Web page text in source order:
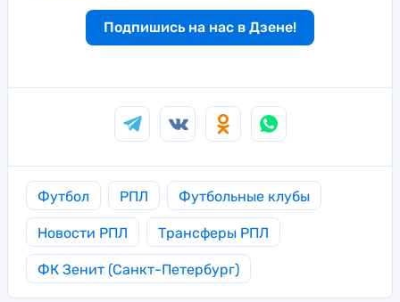
Подпишись на нас в Дзене!
Футбол РПЛ Футбольные клубы
Новости РПЛ Трансферы РПЛ
ФК Зенит (Санкт-Петербург)